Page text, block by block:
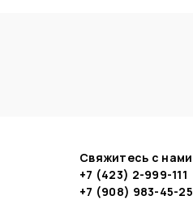
Свяжитесь с нами
+7 (423) 2-999-111
+7 (908) 983-45-25